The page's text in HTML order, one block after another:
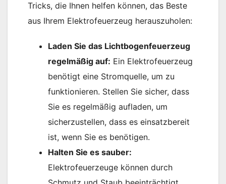
Tricks, die Ihnen helfen können, das Beste
aus Ihrem Elektrofeuerzeug herauszuholen:
Laden Sie das Lichtbogenfeuerzeug
regelmäßig auf: Ein Elektrofeuerzeug
benötigt eine Stromquelle, um zu
funktionieren. Stellen Sie sicher, dass
Sie es regelmäßig aufladen, um
sicherzustellen, dass es einsatzbereit
ist, wenn Sie es benötigen.
Halten Sie es sauber:
Elektrofeuerzeuge können durch